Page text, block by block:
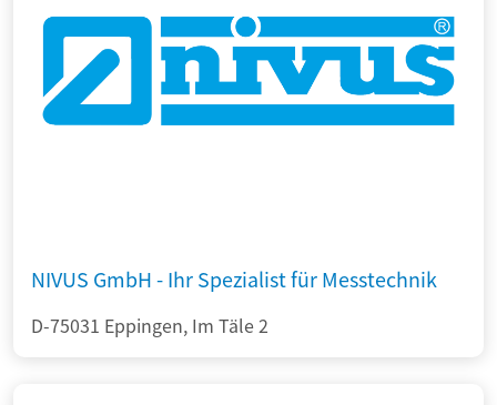
NIVUS GmbH - Ihr Spezialist für Messtechnik
D-75031 Eppingen, Im Täle 2